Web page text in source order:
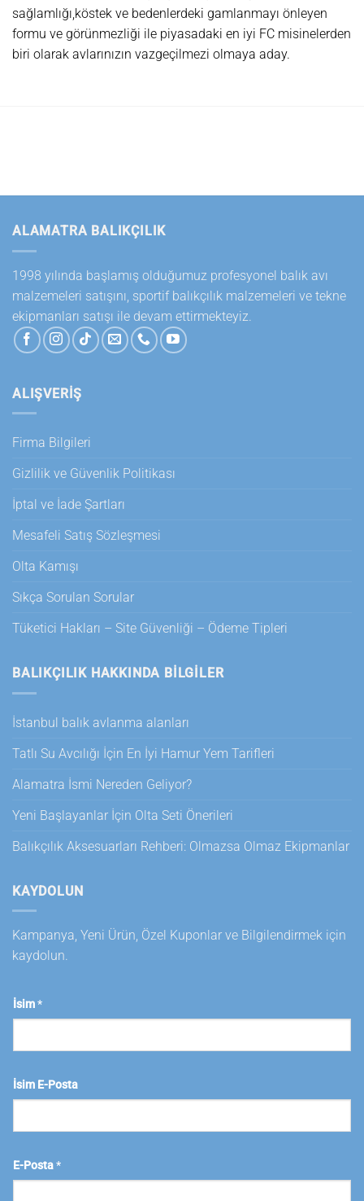
sağlamlığı,köstek ve bedenlerdeki gamlanmayı önleyen
formu ve görünmezliği ile piyasadaki en iyi FC misinelerden
biri olarak avlarınızın vazgeçilmezi olmaya aday.
ALAMATRA BALIKÇILIK
1998 yılında başlamış olduğumuz profesyonel balık avı
malzemeleri satışını, sportif balıkçılık malzemeleri ve tekne
ekipmanları satışı ile devam ettirmekteyiz.
ALIŞVERİŞ
Firma Bilgileri
Gizlilik ve Güvenlik Politikası
İptal ve İade Şartları
Mesafeli Satış Sözleşmesi
Olta Kamışı
Sıkça Sorulan Sorular
Tüketici Hakları – Site Güvenliği – Ödeme Tipleri
BALIKÇILIK HAKKINDA BILGILER
İstanbul balık avlanma alanları
Tatlı Su Avcılığı İçin En İyi Hamur Yem Tarifleri
Alamatra İsmi Nereden Geliyor?
Yeni Başlayanlar İçin Olta Seti Önerileri
Balıkçılık Aksesuarları Rehberi: Olmazsa Olmaz Ekipmanlar
KAYDOLUN
Kampanya, Yeni Ürün, Özel Kuponlar ve Bilgilendirmek için
kaydolun.
İsim*
İsim E-Posta
E-Posta*